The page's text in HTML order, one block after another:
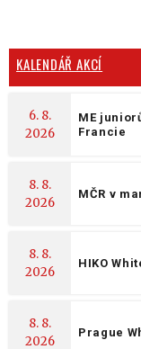
KALENDÁŘ AKCÍ
6. 8.
2026
ME
Francie
8. 8.
2026
MČR v
8. 8.
2026
HIKO
8. 8.
2026
Prague